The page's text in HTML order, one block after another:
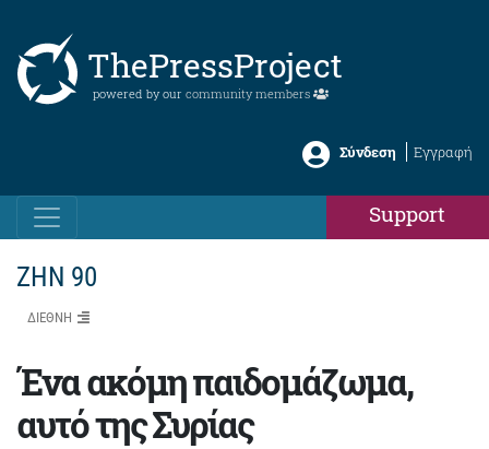
ThePressProject
powered by our community members
Σύνδεση Εγγραφή
Support
ΖΗΝ 90
ΔΙΕΘΝΗ
Ένα ακόμη παιδομάζωμα,
αυτό της Συρίας